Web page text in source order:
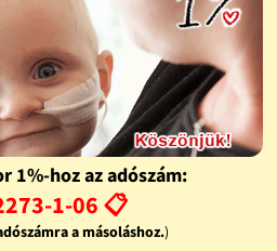
1%-hoz az adószám:
1-06 📋
a másoláshoz.)